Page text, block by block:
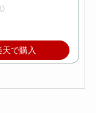
)
天で購入